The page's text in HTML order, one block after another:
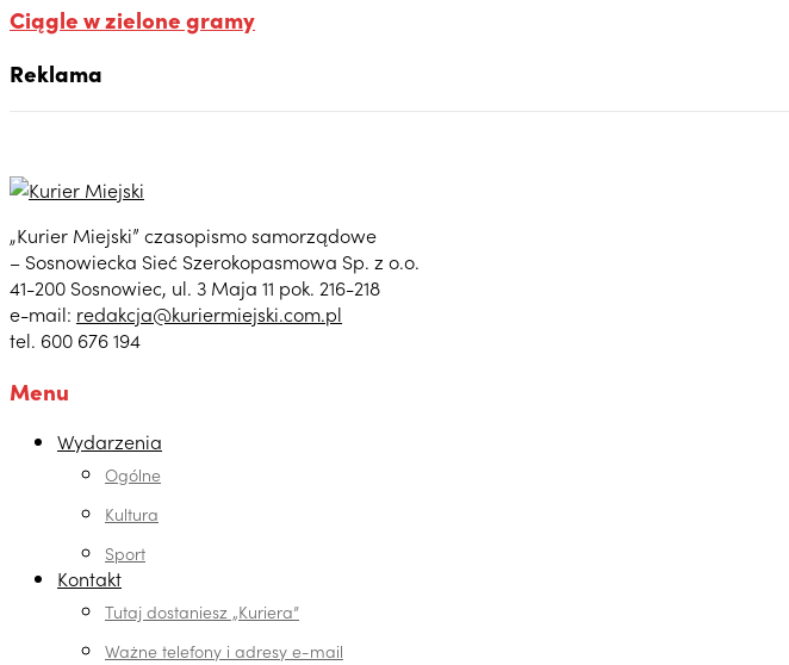
Ciągle w zielone gramy
Reklama
„Kurier Miejski” czasopismo samorządowe
– Sosnowiecka Sieć Szerokopasmowa Sp. z o.o.
41-200 Sosnowiec, ul. 3 Maja 11 pok. 216-218
e-mail: redakcja@kuriermiejski.com.pl
tel. 600 676 194
Menu
Wydarzenia
Ogólne
Kultura
Sport
Kontakt
Tutaj dostaniesz „Kuriera”
Ważne telefony i adresy e-mail